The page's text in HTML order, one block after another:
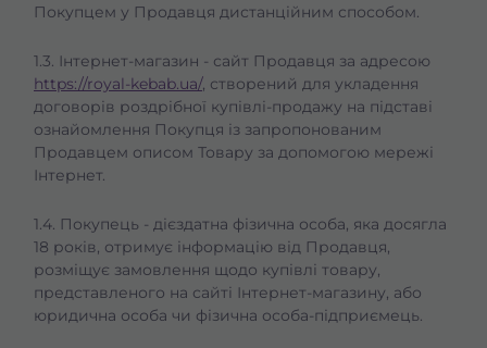
Покупцем у Продавця дистанційним способом.
1.3. Інтернет-магазин - сайт Продавця за адресою
https://royal-kebab.ua/, створений для укладення
договорів роздрібної купівлі-продажу на підставі
ознайомлення Покупця із запропонованим
Продавцем описом Товару за допомогою мережі
Інтернет.
1.4. Покупець - дієздатна фізична особа, яка досягла
18 років, отримує інформацію від Продавця,
розміщує замовлення щодо купівлі товару,
представленого на сайті Інтернет-магазину, або
юридична особа чи фізична особа-підприємець.